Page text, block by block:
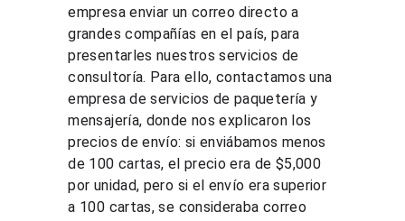
empresa enviar un correo directo a
grandes compañías en el país, para
presentarles nuestros servicios de
consultoría. Para ello, contactamos una
empresa de servicios de paquetería y
mensajería, donde nos explicaron los
precios de envío: si enviábamos menos
de 100 cartas, el precio era de $5,000
por unidad, pero si el envío era superior
a 100 cartas, se consideraba correo